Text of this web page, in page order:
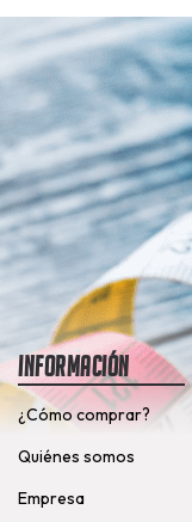
Información
¿Cómo comprar?
Quiénes somos
Empresa